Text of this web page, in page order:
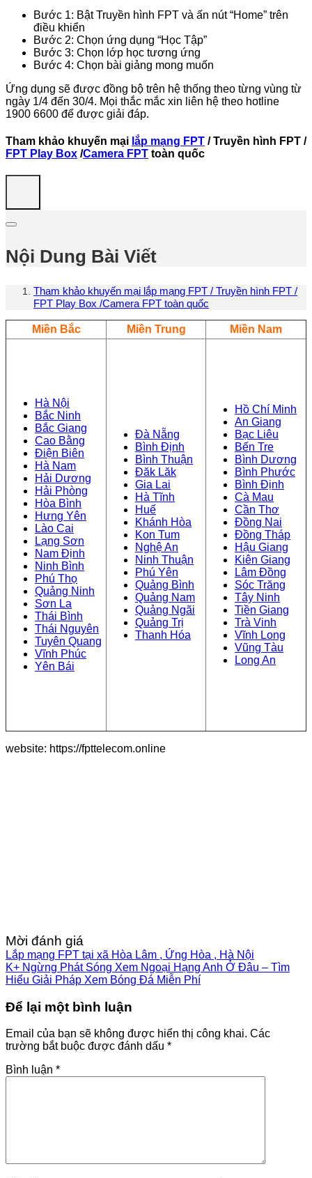
Bước 1: Bật Truyền hình FPT và ấn nút “Home” trên
điều khiển
Bước 2: Chọn ứng dụng “Học Tập”
Bước 3: Chọn lớp học tương ứng
Bước 4: Chọn bài giảng mong muốn
Ứng dụng sẽ được đồng bộ trên hệ thống theo từng vùng từ
ngày 1/4 đến 30/4. Mọi thắc mắc xin liên hệ theo hotline
1900 6600 để được giải đáp.
Tham khảo khuyến mại lắp mạng FPT / Truyền hình FPT /
FPT Play Box /Camera FPT toàn quốc
Nội Dung Bài Viết
Tham khảo khuyến mại lắp mạng FPT / Truyền hình FPT /
FPT Play Box /Camera FPT toàn quốc
Miền Bắc Miền Trung Miền Nam
Hà Nội
Bắc Ninh
Bắc Giang
Cao Bằng
Điện Biên
Hà Nam
Hải Dương
Hải Phòng
Hòa Bình
Hưng Yên
Lào Cai
Lạng Sơn
Nam Định
Ninh Bình
Phú Thọ
Quảng Ninh
Sơn La
Thái Bình
Thái Nguyên
Tuyên Quang
Vĩnh Phúc
Yên Bái
Đà Nẵng
Bình Định
Bình Thuận
Đăk Lăk
Gia Lai
Hà Tĩnh
Huế
Khánh Hòa
Kon Tum
Nghệ An
Ninh Thuận
Phú Yên
Quảng Bình
Quảng Nam
Quảng Ngãi
Quảng Trị
Thanh Hóa
Hồ Chí Minh
An Giang
Bạc Liêu
Bến Tre
Bình Dương
Bình Phước
Bình Định
Cà Mau
Cần Thơ
Đồng Nai
Đồng Tháp
Hậu Giang
Kiên Giang
Lâm Đồng
Sóc Trăng
Tây Ninh
Tiền Giang
Trà Vinh
Vĩnh Long
Vũng Tàu
Long An
website: https://fpttelecom.online
Mời đánh giá
Lắp mạng FPT tại xã Hòa Lâm , Ứng Hòa , Hà Nội
K+ Ngừng Phát Sóng Xem Ngoại Hạng Anh Ở Đâu – Tìm
Hiểu Giải Pháp Xem Bóng Đá Miễn Phí
Để lại một bình luận
Email của bạn sẽ không được hiển thị công khai. Các
trường bắt buộc được đánh dấu *
Bình luận *